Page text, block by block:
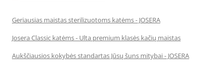
Geriausias maistas sterilizuotoms katėms - JOSERA
Josera Classic katėms - Ulta premium klasės kačių maistas
Aukščiausios kokybės standartas Jūsų šuns mitybai - JOSERA